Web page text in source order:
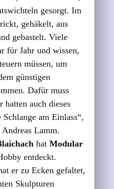
gesorgt. Im
gehäkelt, aus
gebastelt. Viele
für Jahr und wissen,
müssen, um
günstigen
Dafür muss
hatten auch dieses
am Einlass“,
Lamm.
hat Modular
entdeckt.
er zu Ecken gefaltet,
Skulpturen